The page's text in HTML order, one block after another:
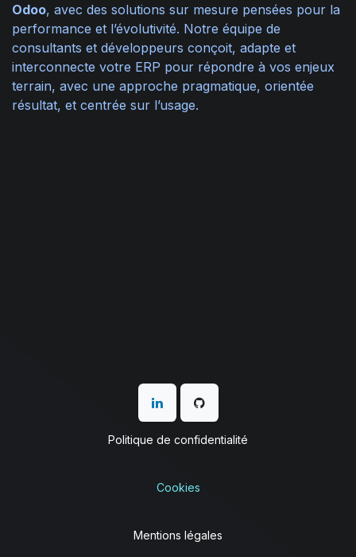
Odoo, avec des solutions sur mesure pensées pour la
performance et l’évolutivité. Notre équipe de
consultants et développeurs conçoit, adapte et
interconnecte votre ERP pour répondre à vos enjeux
terrain, avec une approche pragmatique, orientée
résultat, et centrée sur l’usage.
Politique de confidentialité
Cookies
Mentions légales